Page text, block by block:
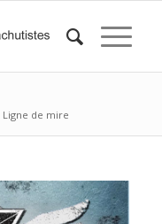
Ligne de mire